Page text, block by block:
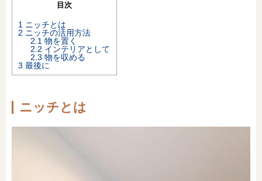
目次
1 ニッチとは
2 ニッチの活用方法
2.1 物を置く
2.2 インテリアとして
2.3 物を収める
3 最後に
ニッチとは